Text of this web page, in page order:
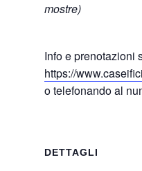
mostre)
Info e prenotazioni
https://
o telefonando al
DETTAGLI